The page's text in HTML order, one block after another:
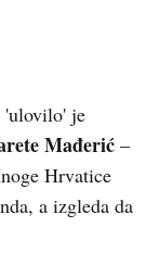
'ulovilo' je
Mađerić –
Hrvatice
a izgleda da